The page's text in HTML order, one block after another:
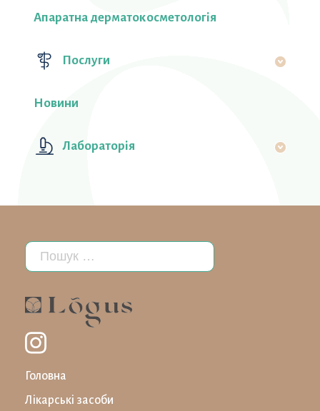
Апаратна дерматокосметологія
Послуги
Новини
Лабораторiя
Головна
Лікарські засоби